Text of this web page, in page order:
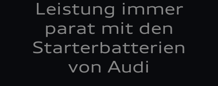
Leistung immer
parat mit den
Starterbatterien
von Audi